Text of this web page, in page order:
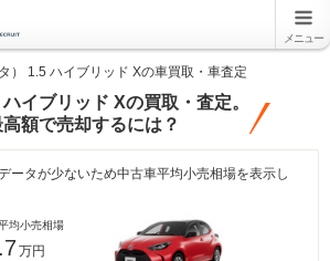
メニュー
） 1.5 ハイブリッド Xの車買取・車査定
イブリッド Xの買取・査定。
額で売却するには？
ータが少ないため中古車平均小売相場を表示し
均小売相場
万円